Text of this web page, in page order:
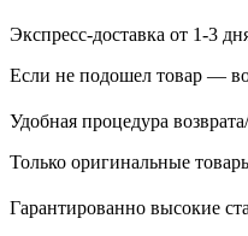
Экспресс-доставка от 1-3
Если не подошел товар —
Удобная процедура
Только оригинальные
Гарантированно высокие